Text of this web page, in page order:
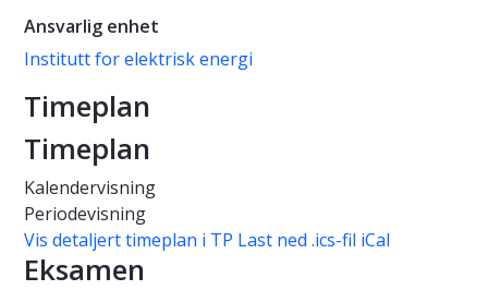
Ansvarlig enhet
Institutt for elektrisk energi
Timeplan
Timeplan
Kalendervisning
Periodevisning
Vis detaljert timeplan i TP Last ned .ics-fil iCal
Eksamen